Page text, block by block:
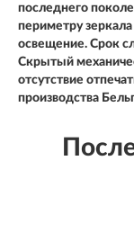
последнего
периметру
освещение. Срок
Скрытый
отсутствие
производства